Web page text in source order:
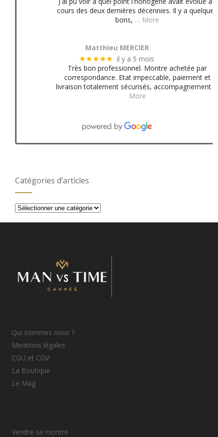
cours des deux dernières décennies. Il y a quelques
bons, … More
Matthieu MERCIER
★★★★★ il y a 5 mois
Très bon professionnel. Montre achetée par
correspondance. Etat impeccable, paiement et
livraison totalement sécurisés, accompagnement
More
Catégories d’articles
Catégories
Qui sommes nous ?
Mentions légales
CGU et CGV
La Boutique
Le Mag
Vendre sa montre